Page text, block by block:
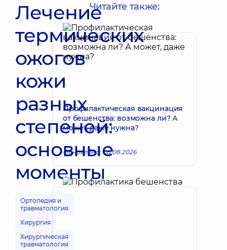
Лечение
термических
ожогов
кожи
разных
степеней:
основные
моменты
Ортопедия и
травматология
Хирургия
Хирургическая
травматология
Читайте также:
Профилактическая вакцинация
от бешенства: возможна ли? А
может, даже нужна?
Обновлено: 08.08.2026